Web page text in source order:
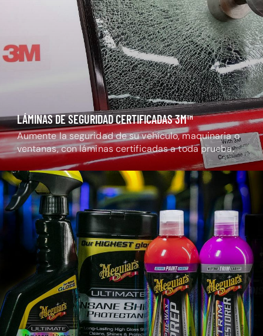
LÁMINAS DE SEGURIDAD CERTIFICADAS 3M™
Aumente la seguridad de su vehículo, maquinaria o
ventanas, con láminas certificadas a toda prueba.